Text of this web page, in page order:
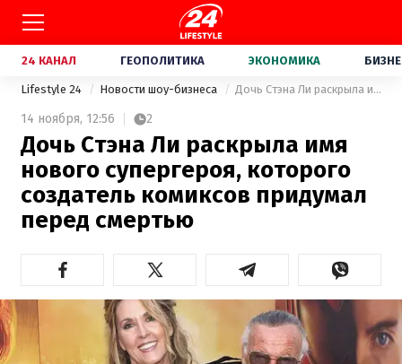
24 КАНАЛ ГЕОПОЛИТИКА ЭКОНОМИКА
Lifestyle 24 Новости шоу-бизнеса Дочь Стэна Ли раскрыла имя нового супергероя, которого создатель комиксов придумал перед смертью
14 ноября, 12:56 2
Дочь Стэна Ли раскрыла имя
нового супергероя, которого
создатель комиксов придумал
перед смертью